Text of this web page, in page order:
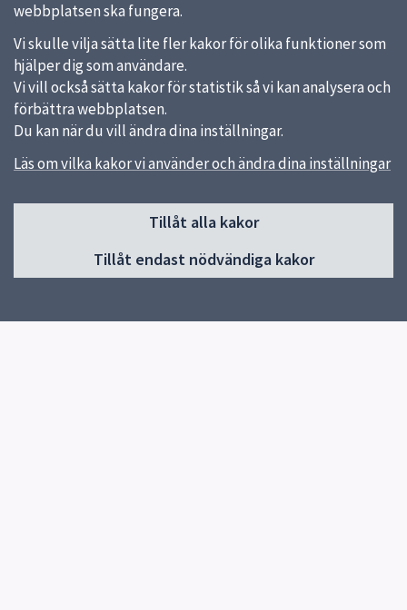
webbplatsen ska fungera.
Vi skulle vilja sätta lite fler kakor för olika funktioner som
hjälper dig som användare.
Vi vill också sätta kakor för statistik så vi kan analysera och
förbättra webbplatsen.
Du kan när du vill ändra dina inställningar.
Läs om vilka kakor vi använder och ändra dina inställningar
Tillåt alla kakor
Tillåt endast nödvändiga kakor
Sidfot